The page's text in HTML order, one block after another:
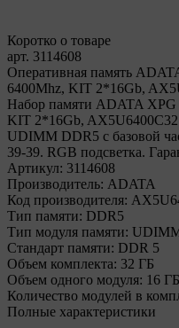
Коротко о товаре
арт. 3114608
Оперативная память
6400Mhz, KIT 2*16Gb,
Набор памяти ADATA XPG
KIT 2*16Gb,
UDIMM DDR5 с базовой
39-39. RGB подсветка.
Артикул: 3114608
Производитель: ADATA
Код производителя:
Тип памяти: DDR5
Тип модуля памяти:
Стандарт памяти: DDR 5
Объем комплекта: 32 ГБ
Объем одного модуля: 16 ГБ
Количество модулей в
Полные характеристики